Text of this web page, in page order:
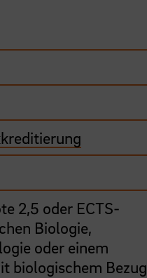
2,5 oder ECTS-
Biologie,
oder einem
biologischem Bezug